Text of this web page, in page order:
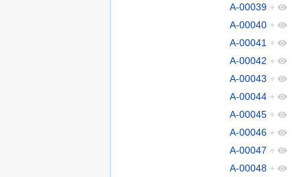
A-00039 +
A-00040 +
A-00041 +
A-00042 +
A-00043 +
A-00044 +
A-00045 +
A-00046 +
A-00047 +
A-00048 +